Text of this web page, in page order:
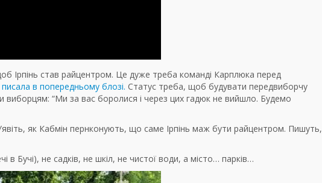
Ірпінь став райцентром. Це дуже треба команді Карплюка перед
в попередньому блозі. Статус треба, щоб будувати передвиборчу
виборцям: “Ми за вас боролися і через цих гадюк не вийшло. Будемо
як Кабмін пернконують, що саме Ірпінь маж бути райцентром. Пишуть,
в Бучі), не садків, не шкіл, не чистої води, а місто… парків…